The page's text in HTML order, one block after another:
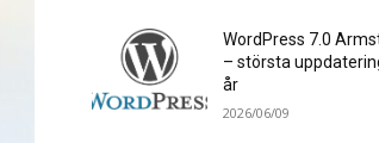
WordPress 7.0
– största
år
2026/06/09